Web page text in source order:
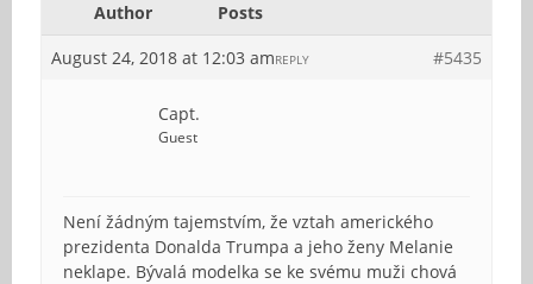
Author
Posts
August 24, 2018 at 12:03 am
#5435
REPLY
Capt.
Guest
Není žádným tajemstvím, že vztah amerického
prezidenta Donalda Trumpa a jeho ženy Melanie
neklape. Bývalá modelka se ke svému muži chová